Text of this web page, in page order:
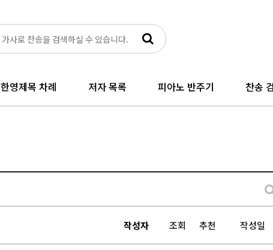
한영제목 차례 저자 목록 피아노 반주기 찬송
작성자 조회 추천 작성일